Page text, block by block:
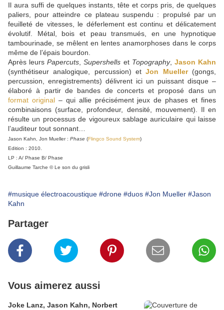
Il aura suffi de quelques instants, tête et corps pris, de quelques
paliers, pour atteindre ce plateau suspendu : propulsé par un
feuilleté de vitesses, le déferlement est continu et délicatement
évolutif. Métal, bois et peau transmués, en une hypnotique
tambourinade, se mêlent en lentes anamorphoses dans le corps
même de l’épais bourdon.
Après leursPapercuts ,Supershells et Topography, Jason Kahn
(synthétiseur analogique, percussion) etJon Mueller(gongs,
percussion, enregistrements) délivrent ici un puissant disque –
élaboré à partir de bandes de concerts et proposé dans un
format original– qui allie précisément jeux de phases et fines
combinaisons (surface, profondeur, densité, mouvement). Il en
résulte un processus de vigoureux sablage auriculaire qui laisse
l’auditeur tout sonnant…
Jason Kahn, Jon Mueller : Phase (Flingco Sound System)
Edition : 2010.
LP : A/ Phase B/ Phase
Guillaume Tarche © Le son du grisli
#musique électroacoustique #drone #duos #Jon Mueller #Jason
Kahn
Partager
Vous aimerez aussi
Joke Lanz, Jason Kahn, Norbert